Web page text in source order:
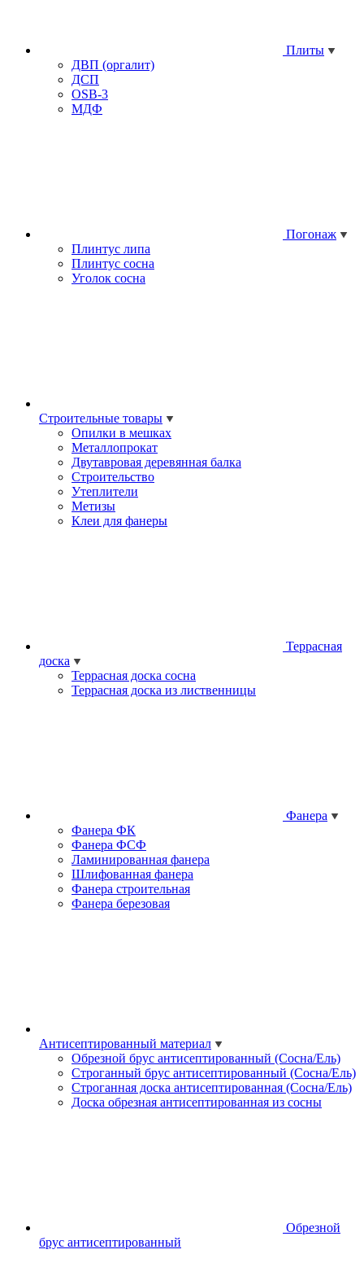
Плиты
ДВП (оргалит)
ДСП
OSB-3
МДФ
Погонаж
Плинтус липа
Плинтус сосна
Уголок сосна
Строительные товары
Опилки в мешках
Металлопрокат
Двутавровая деревянная балка
Строительство
Утеплители
Метизы
Клеи для фанеры
Террасная
доска
Террасная доска сосна
Террасная доска из лиственницы
Фанера
Фанера ФК
Фанера ФСФ
Ламинированная фанера
Шлифованная фанера
Фанера строительная
Фанера березовая
Антисептированный материал
Обрезной брус антисептированный (Сосна/Ель)
Строганный брус антисептированный (Сосна/Ель)
Строганная доска антисептированная (Сосна/Ель)
Доска обрезная антисептированная из сосны
Обрезной
брус антисептированный